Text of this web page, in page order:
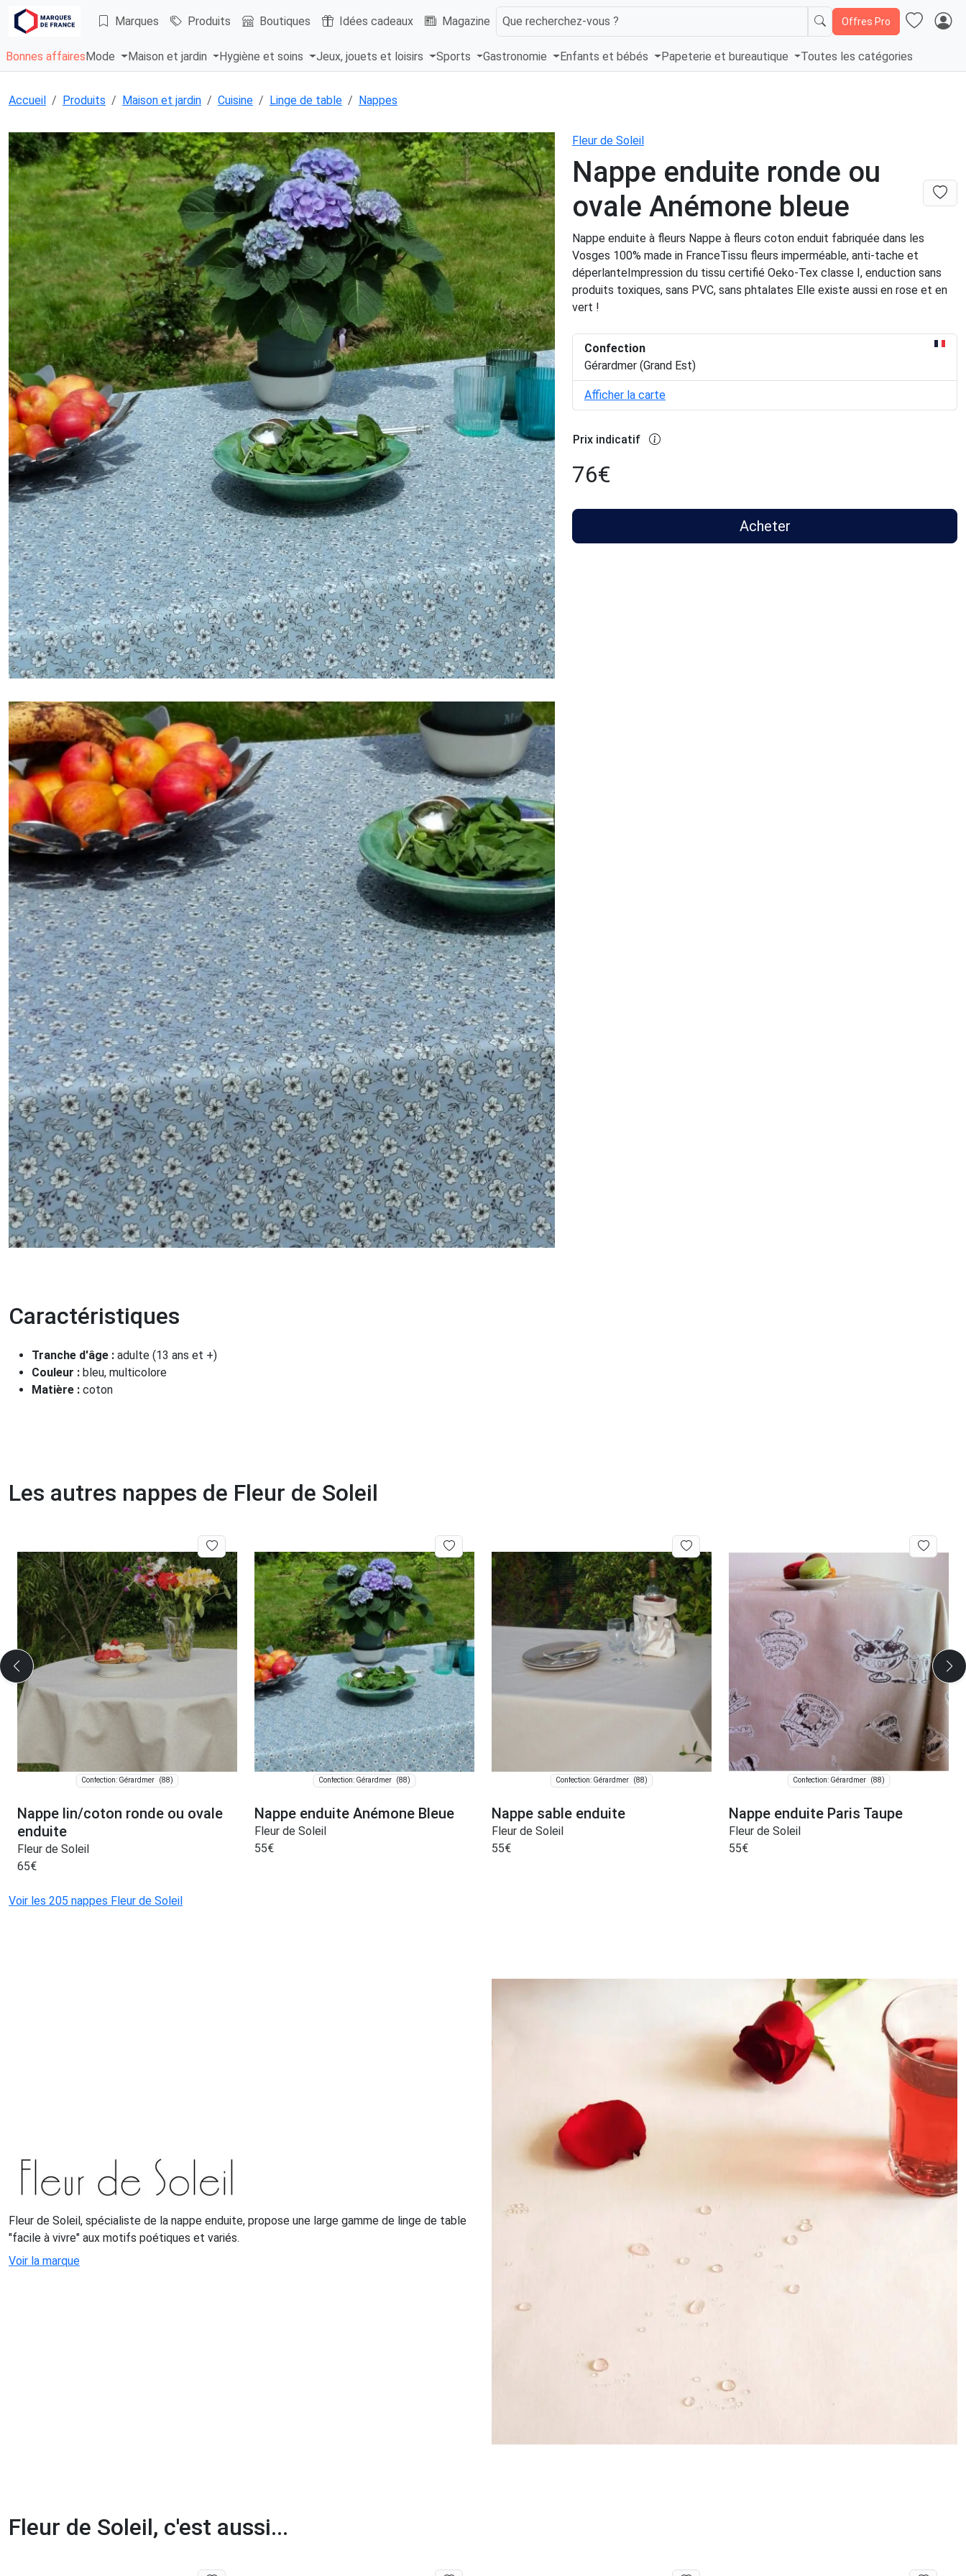
Marques Produits Boutiques Idées cadeaux Magazine Que recherchez-vous ? Offres Pro
Bonnes affaires Mode Maison et jardin Hygiène et soins Jeux, jouets et loisirs Sports Gastronomie Enfants et bébés Papeterie et bureautique Toutes les catégories
Accueil Produits Maison et jardin Cuisine Linge de table Nappes
Fleur de Soleil
Nappe enduite ronde ou
ovale Anémone bleue
Nappe enduite à fleurs Nappe à fleurs coton enduit fabriquée dans les
Vosges 100% made in FranceTissu fleurs imperméable, anti-tache et
déperlanteImpression du tissu certifié Oeko-Tex classe I, enduction sans
produits toxiques, sans PVC, sans phtalates Elle existe aussi en rose et en
vert !
Confection
Gérardmer (Grand Est)
Afficher la carte
Prix indicatif
76€
Acheter
Caractéristiques
Tranche d'âge : adulte (13 ans et +)
Couleur : bleu, multicolore
Matière : coton
Les autres nappes de Fleur de Soleil
Confection: Gérardmer (88)
Nappe lin/coton ronde ou ovale
enduite
Fleur de Soleil
65€
Confection: Gérardmer (88)
Nappe enduite Anémone Bleue
Fleur de Soleil
55€
Confection: Gérardmer (88)
Nappe sable enduite
Fleur de Soleil
55€
Confection: Gérardmer (88)
Nappe enduite Paris Taupe
Fleur de Soleil
55€
Voir les 205 nappes Fleur de Soleil
Fleur de Soleil, spécialiste de la nappe enduite, propose une large gamme de linge de table
"facile à vivre" aux motifs poétiques et variés.
Voir la marque
Fleur de Soleil, c'est aussi...